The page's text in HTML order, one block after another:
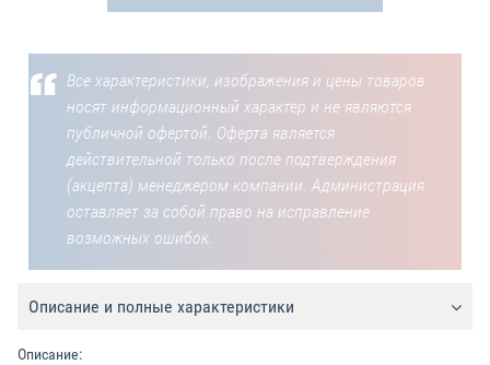
Все характеристики, изображения и цены товаров
носят информационный характер и не являются
публичной офертой. Оферта является
действительной только после подтверждения
(акцепта) менеджером компании. Администрация
оставляет за собой право на исправление
возможных ошибок.
Описание и полные характеристики
Описание: